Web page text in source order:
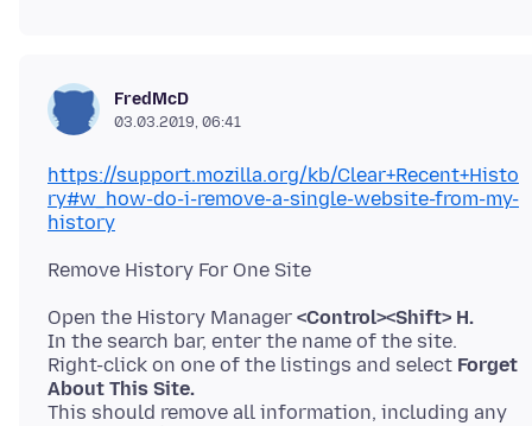
FredMcD
03.03.2019, 06:41
https://support.mozilla.org/kb/Clear+Recent+Histo
ry#w_how-do-i-remove-a-single-website-from-my-
history
Open the History Manager <Control><Shift> H.
In the search bar, enter the name of the site.
Right-click on one of the listings and select Forget
About This Site.
This should remove all information, including any